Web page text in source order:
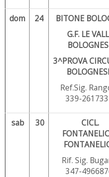
dom 24
BITONE
G.F. LE
3^PROVA
Ref.Sig.
339-
sab 30
CICL.
Rif. Sig.
347-